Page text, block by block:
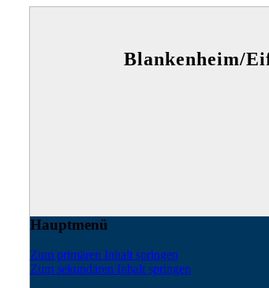
Blankenheim/
Hauptmenü
Zum primären Inhalt springen
Zum sekundären Inhalt springen